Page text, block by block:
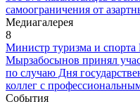
самоограничения от
Медиагалерея
8
Министр туризма и спорта
Мырзабосынов принял
по случаю Дня
коллег с
События